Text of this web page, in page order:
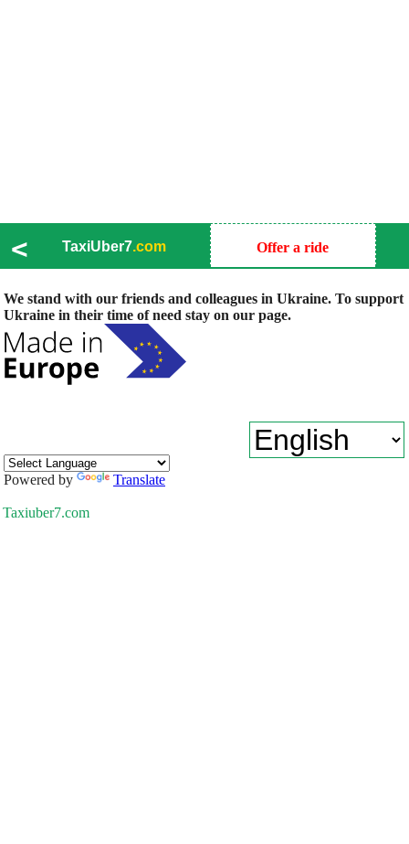
< TaxiUber7.com Offer a ride
We stand with our friends and colleagues in Ukraine. To support
Ukraine in their time of need stay on our page.
Powered by Translate
Taxiuber7.com